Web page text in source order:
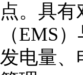
点。具
（EMS
发电量、